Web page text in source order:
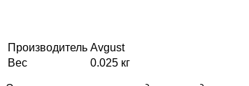
Производитель Avgust
Вес
0.025 кг